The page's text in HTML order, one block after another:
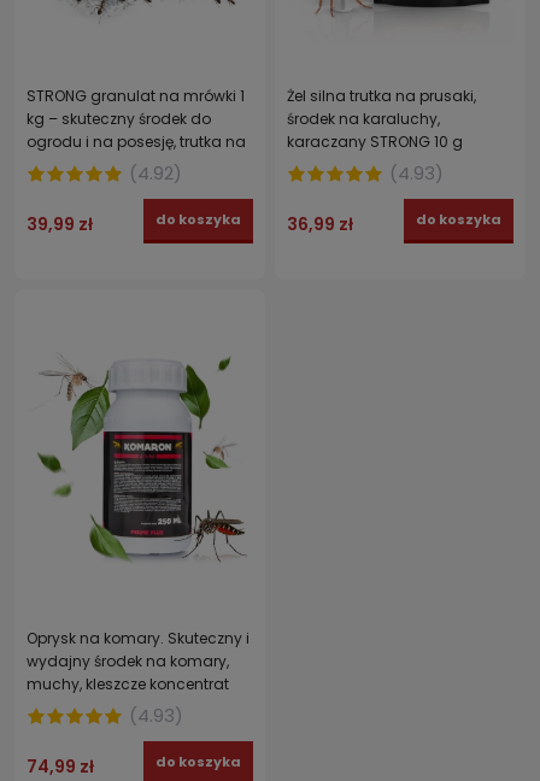
STRONG granulat na mrówki 1
kg – skuteczny środek do
ogrodu i na posesję, trutka na
mrówki
(4.92)
39,99 zł do koszyka
Żel silna trutka na prusaki,
środek na karaluchy,
karaczany STRONG 10 g
(4.93)
36,99 zł do koszyka
Oprysk na komary. Skuteczny i
wydajny środek na komary,
muchy, kleszcze koncentrat
KOMARON FORTE 250 ml
(4.93)
74,99 zł do koszyka